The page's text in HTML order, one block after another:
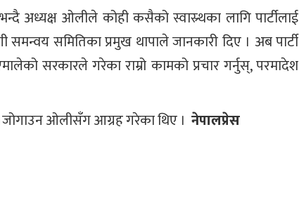
अध्यक्ष ओलीले कोही कसैको स्वास्र्थका लागि पार्टीलाई
समितिका प्रमुख थापाले जानकारी दिए । अब पार्टी
सरकारले गरेका राम्रो कामको प्रचार गर्नुस्, परमादेश
ओलीसँग आग्रह गरेका थिए । नेपालप्रेस